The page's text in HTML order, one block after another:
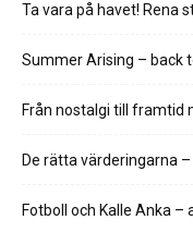
Ta vara på havet! Rena
Summer Arising – back
Från nostalgi till framtid
De rätta värderingarna
Fotboll och Kalle